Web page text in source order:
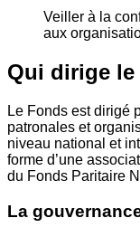
Veiller à la
aux
Qui dirige
Le Fonds est dirigé
patronales et
niveau national et
forme d’une
du Fonds Paritaire
La